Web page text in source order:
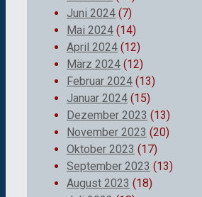
Juni 2024 (7)
Mai 2024 (14)
April 2024 (12)
März 2024 (12)
Februar 2024 (13)
Januar 2024 (15)
Dezember 2023 (13)
November 2023 (20)
Oktober 2023 (17)
September 2023 (13)
August 2023 (18)